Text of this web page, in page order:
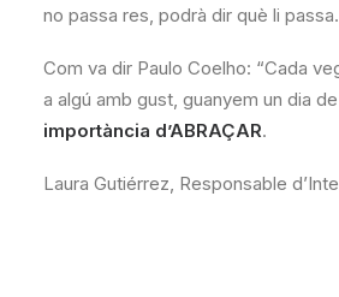
no passa res, podrà dir què li passa.
Com va dir Paulo Coelho: “Cada
a algú amb gust, guanyem un dia de
importància d’ABRAÇAR.
Laura Gutiérrez, Responsable